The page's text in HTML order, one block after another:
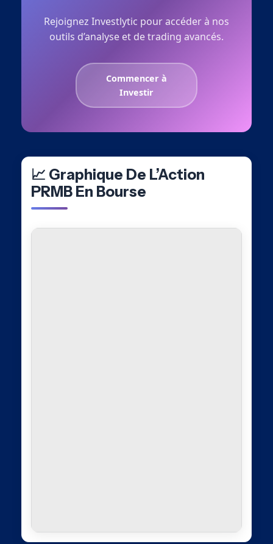
Rejoignez Investlytic pour accéder à nos
outils d’analyse et de trading avancés.
Commencer à
Investir
📈 Graphique De L’Action
PRMB En Bourse